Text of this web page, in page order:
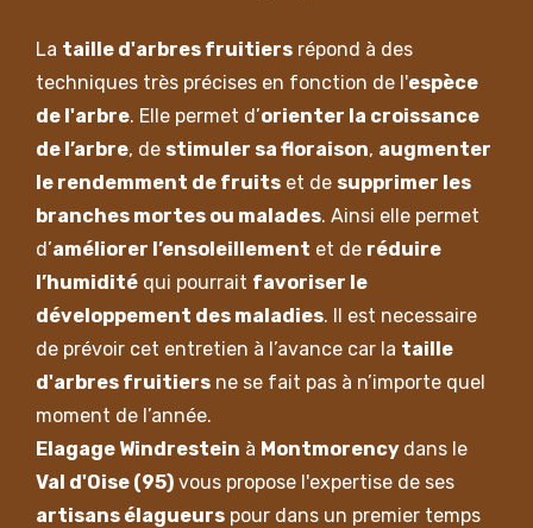
La taille d'arbres fruitiers répond à des
techniques très précises en fonction de l'espèce
de l'arbre. Elle permet d’orienter la croissance
de l’arbre, de stimuler sa floraison, augmenter
le rendemment de fruits et de supprimer les
branches mortes ou malades. Ainsi elle permet
d’améliorer l’ensoleillement et de réduire
l’humidité qui pourrait favoriser le
développement des maladies. Il est necessaire
de prévoir cet entretien à l’avance car la taille
d'arbres fruitiers ne se fait pas à n’importe quel
moment de l’année.
Elagage Windrestein à Montmorency dans le
Val d'Oise (95) vous propose l'expertise de ses
artisans élagueurs pour dans un premier temps